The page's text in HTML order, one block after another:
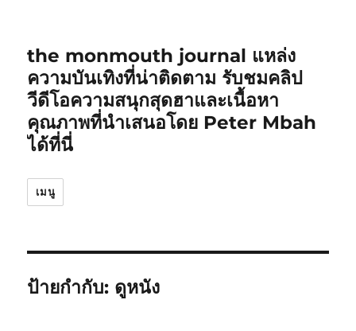
the monmouth journal แหล่ง
ความบันเทิงที่น่าติดตาม รับชมคลิป
วีดีโอความสนุกสุดฮาและเนื้อหา
คุณภาพที่นำเสนอโดย Peter Mbah
ได้ที่นี่
เมนู
ป้ายกำกับ: ดูหนัง